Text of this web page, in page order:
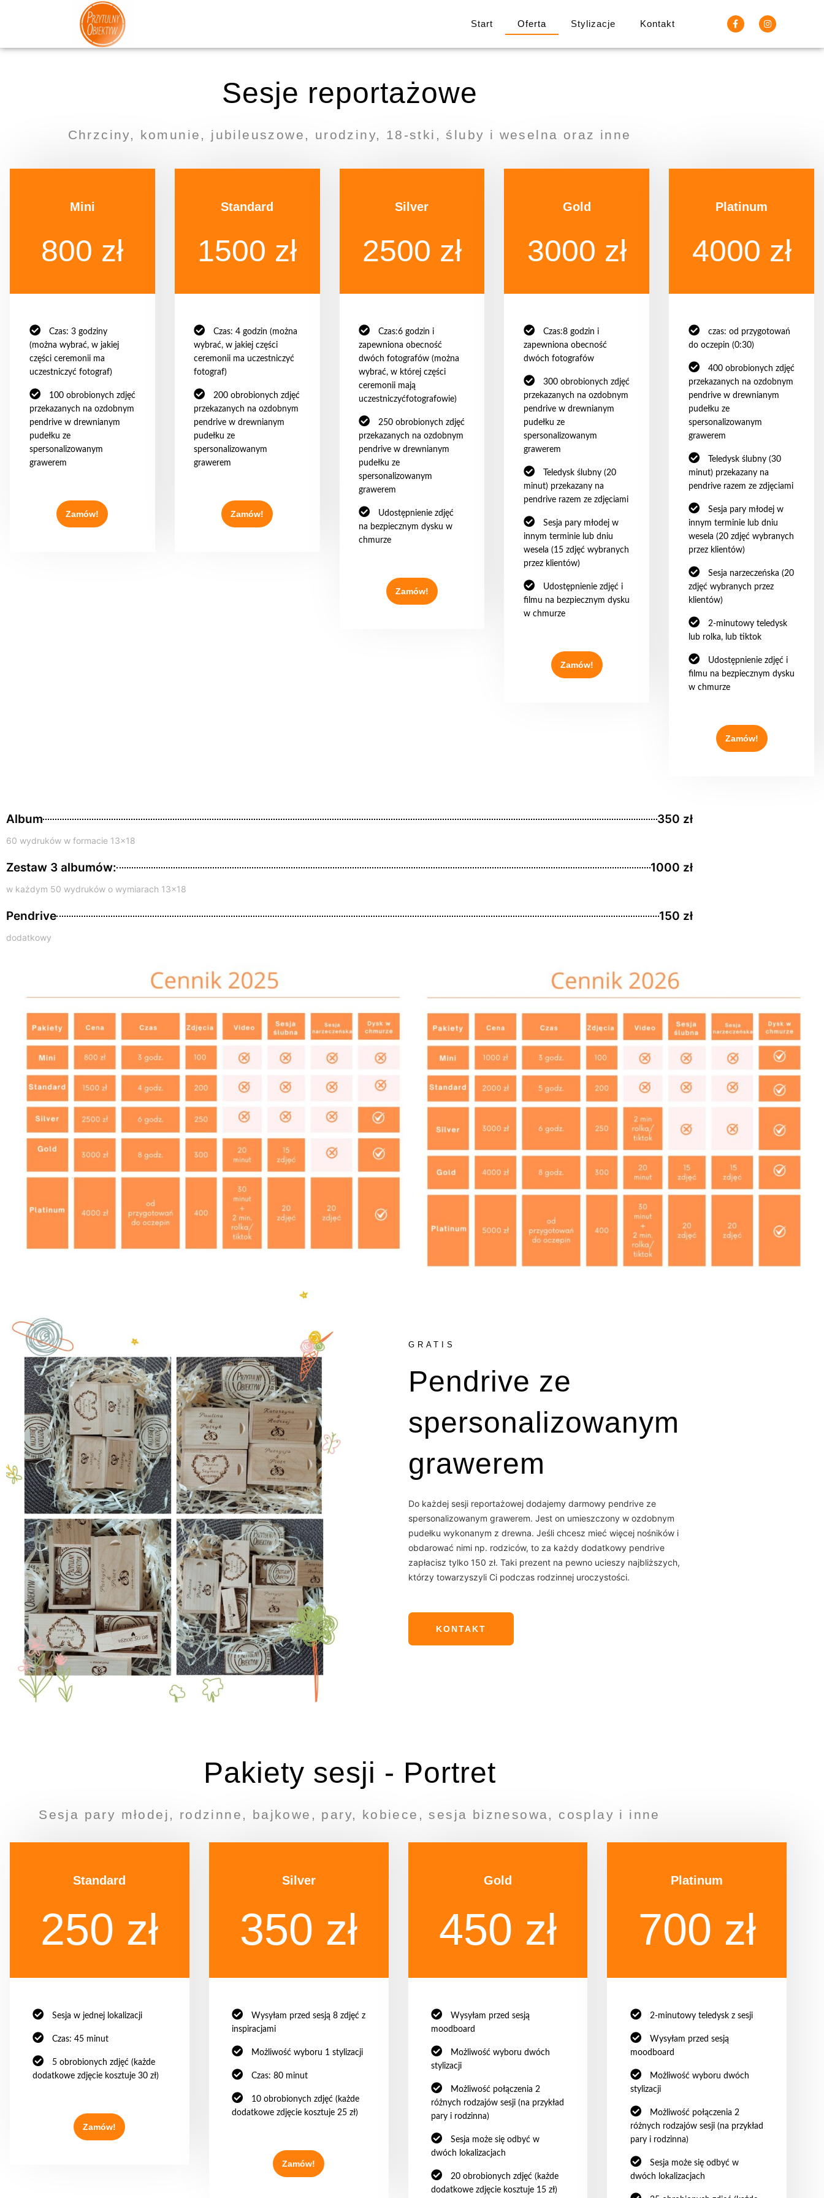
Start Oferta Stylizacje Kontakt
Sesje reportażowe
Chrzciny, komunie, jubileuszowe, urodziny, 18-stki, śluby i weselna oraz inne
Mini
800 zł
Czas: 3 godziny
(można wybrać, w jakiej
części ceremonii ma
uczestniczyć fotograf)
100 obrobionych zdjęć
przekazanych na ozdobnym
pendrive w drewnianym
pudełku ze
spersonalizowanym
grawerem
Zamów!
Standard
1500 zł
Czas: 4 godzin (można
wybrać, w jakiej części
ceremonii ma uczestniczyć
fotograf)
200 obrobionych zdjęć
przekazanych na ozdobnym
pendrive w drewnianym
pudełku ze
spersonalizowanym
grawerem
Zamów!
Silver
2500 zł
Czas:6 godzin i
zapewniona obecność
dwóch fotografów (można
wybrać, w której części
ceremonii mają
uczestniczyćfotografowie)
250 obrobionych zdjęć
przekazanych na ozdobnym
pendrive w drewnianym
pudełku ze
spersonalizowanym
grawerem
Udostępnienie zdjęć
na bezpiecznym dysku w
chmurze
Zamów!
Gold
3000 zł
Czas:8 godzin i
zapewniona obecność
dwóch fotografów
300 obrobionych zdjęć
przekazanych na ozdobnym
pendrive w drewnianym
pudełku ze
spersonalizowanym
grawerem
Teledysk ślubny (20
minut) przekazany na
pendrive razem ze zdjęciami
Sesja pary młodej w
innym terminie lub dniu
wesela (15 zdjęć wybranych
przez klientów)
Udostępnienie zdjęć i
filmu na bezpiecznym dysku
w chmurze
Zamów!
Platinum
4000 zł
czas: od przygotowań
do oczepin (0:30)
400 obrobionych zdjęć
przekazanych na ozdobnym
pendrive w drewnianym
pudełku ze
spersonalizowanym
grawerem
Teledysk ślubny (30
minut) przekazany na
pendrive razem ze zdjęciami
Sesja pary młodej w
innym terminie lub dniu
wesela (20 zdjęć wybranych
przez klientów)
Sesja narzeczeńska (20
zdjęć wybranych przez
klientów)
2-minutowy teledysk
lub rolka, lub tiktok
Udostępnienie zdjęć i
filmu na bezpiecznym dysku
w chmurze
Zamów!
Album 350 zł
60 wydruków w formacie 13x18
Zestaw 3 albumów: 1000 zł
w każdym 50 wydruków o wymiarach 13x18
Pendrive 150 zł
dodatkowy
GRATIS
Pendrive ze
spersonalizowanym
grawerem
Do każdej sesji reportażowej dodajemy darmowy pendrive ze
spersonalizowanym grawerem. Jest on umieszczony w ozdobnym
pudełku wykonanym z drewna. Jeśli chcesz mieć więcej nośników i
obdarować nimi np. rodziców, to za każdy dodatkowy pendrive
zapłacisz tylko 150 zł. Taki prezent na pewno ucieszy najbliższych,
którzy towarzyszyli Ci podczas rodzinnej uroczystości.
KONTAKT
Pakiety sesji - Portret
Sesja pary młodej, rodzinne, bajkowe, pary, kobiece, sesja biznesowa, cosplay i inne
Standard
250 zł
Sesja w jednej lokalizacji
Czas: 45 minut
5 obrobionych zdjęć (każde
dodatkowe zdjęcie kosztuje 30 zł)
Zamów!
Silver
350 zł
Wysyłam przed sesją 8 zdjęć z
inspiracjami
Możliwość wyboru 1 stylizacji
Czas: 80 minut
10 obrobionych zdjęć (każde
dodatkowe zdjęcie kosztuje 25 zł)
Zamów!
Gold
450 zł
Wysyłam przed sesją
moodboard
Możliwość wyboru dwóch
stylizacji
Możliwość połączenia 2
różnych rodzajów sesji (na przykład
pary i rodzinna)
Sesja może się odbyć w
dwóch lokalizacjach
20 obrobionych zdjęć (każde
dodatkowe zdjęcie kosztuje 15 zł)
Platinum
700 zł
2-minutowy teledysk z sesji
Wysyłam przed sesją
moodboard
Możliwość wyboru dwóch
stylizacji
Możliwość połączenia 2
różnych rodzajów sesji (na przykład
pary i rodzinna)
Sesja może się odbyć w
dwóch lokalizacjach